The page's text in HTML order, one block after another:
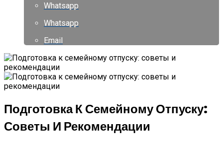
Whatsapp
Whatsapp
Email
Подготовка К Семейному Отпуску:
Советы И Рекомендации